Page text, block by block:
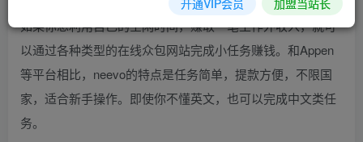
如果你想利用自己的空闲时间，赚取一笔工作外收入，就可
以通过各种类型的在线众包网站完成小任务赚钱。和Appen
等平台相比，neevo的特点是任务简单，提款方便，不限国
家，适合新手操作。即使你不懂英文，也可以完成中文类任
务。